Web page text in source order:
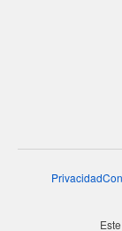
Privacidad